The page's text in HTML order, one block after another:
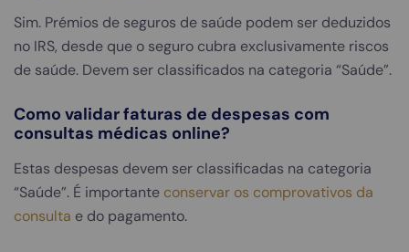
Sim. Prémios de seguros de saúde podem ser deduzidos
no IRS, desde que o seguro cubra exclusivamente riscos
de saúde. Devem ser classificados na categoria “Saúde”.
Como validar faturas de despesas com
consultas médicas online?
Estas despesas devem ser classificadas na categoria
“Saúde”. É importante conservar os comprovativos da
consulta e do pagamento.